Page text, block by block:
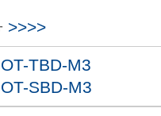
点。
安装。
422(1ch)/RS-
TBD
>>>>
TBD-M3
SBD-M3